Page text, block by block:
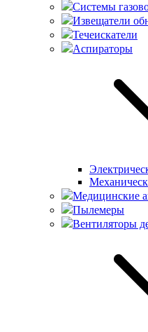
Системы
Извещатели
Течеискатели
Аспираторы
Медицинские
Пылемеры
Вентиляторы